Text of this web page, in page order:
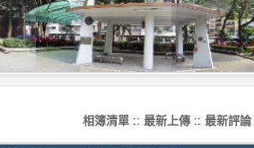
相簿清單 :: 最新上傳 :: 最新評論